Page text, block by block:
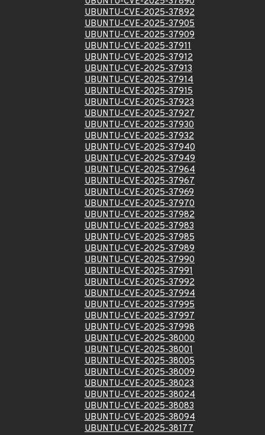
UBUNTU-CVE-2025-37892
UBUNTU-CVE-2025-37905
UBUNTU-CVE-2025-37909
UBUNTU-CVE-2025-37911
UBUNTU-CVE-2025-37912
UBUNTU-CVE-2025-37913
UBUNTU-CVE-2025-37914
UBUNTU-CVE-2025-37915
UBUNTU-CVE-2025-37923
UBUNTU-CVE-2025-37927
UBUNTU-CVE-2025-37930
UBUNTU-CVE-2025-37932
UBUNTU-CVE-2025-37940
UBUNTU-CVE-2025-37949
UBUNTU-CVE-2025-37964
UBUNTU-CVE-2025-37967
UBUNTU-CVE-2025-37969
UBUNTU-CVE-2025-37970
UBUNTU-CVE-2025-37982
UBUNTU-CVE-2025-37983
UBUNTU-CVE-2025-37985
UBUNTU-CVE-2025-37989
UBUNTU-CVE-2025-37990
UBUNTU-CVE-2025-37991
UBUNTU-CVE-2025-37992
UBUNTU-CVE-2025-37994
UBUNTU-CVE-2025-37995
UBUNTU-CVE-2025-37997
UBUNTU-CVE-2025-37998
UBUNTU-CVE-2025-38000
UBUNTU-CVE-2025-38001
UBUNTU-CVE-2025-38005
UBUNTU-CVE-2025-38009
UBUNTU-CVE-2025-38023
UBUNTU-CVE-2025-38024
UBUNTU-CVE-2025-38083
UBUNTU-CVE-2025-38094
UBUNTU-CVE-2025-38177